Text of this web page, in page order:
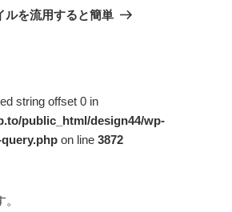
ルを流用すると簡単
string offset 0 in
public_html/design44/wp-
on line 3872